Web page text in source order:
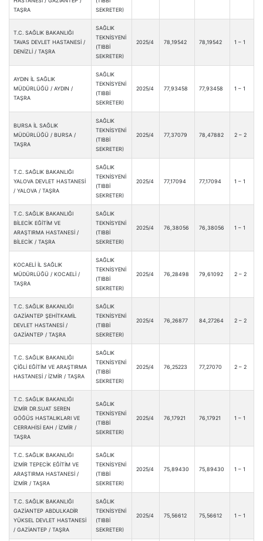
TAŞRA
SEKRETER)
T.C. SAĞLIK BAKANLIĞI
TAVAS DEVLET HASTANESİ /
DENİZLİ / TAŞRA
SAĞLIK
TEKNİSYENİ
(TIBBİ
SEKRETER)
2025/4 78,19542 78,19542 1 – 1
AYDIN İL SAĞLIK
MÜDÜRLÜĞÜ / AYDIN /
TAŞRA
SAĞLIK
TEKNİSYENİ
(TIBBİ
SEKRETER)
2025/4 77,93458 77,93458 1 – 1
BURSA İL SAĞLIK
MÜDÜRLÜĞÜ / BURSA /
TAŞRA
SAĞLIK
TEKNİSYENİ
(TIBBİ
SEKRETER)
2025/4 77,37079 78,47882 2 – 2
T.C. SAĞLIK BAKANLIĞI
YALOVA DEVLET HASTANESİ
/ YALOVA / TAŞRA
SAĞLIK
TEKNİSYENİ
(TIBBİ
SEKRETER)
2025/4 77,17094 77,17094 1 – 1
T.C. SAĞLIK BAKANLIĞI
BİLECİK EĞİTİM VE
ARAŞTIRMA HASTANESİ /
BİLECİK / TAŞRA
SAĞLIK
TEKNİSYENİ
(TIBBİ
SEKRETER)
2025/4 76,38056 76,38056 1 – 1
KOCAELİ İL SAĞLIK
MÜDÜRLÜĞÜ / KOCAELİ /
TAŞRA
SAĞLIK
TEKNİSYENİ
(TIBBİ
SEKRETER)
2025/4 76,28498 79,61092 2 – 2
T.C. SAĞLIK BAKANLIĞI
GAZİANTEP ŞEHİTKAMİL
DEVLET HASTANESİ /
GAZİANTEP / TAŞRA
SAĞLIK
TEKNİSYENİ
(TIBBİ
SEKRETER)
2025/4 76,26877 84,27264 2 – 2
T.C. SAĞLIK BAKANLIĞI
ÇİĞLİ EĞİTİM VE ARAŞTIRMA
HASTANESİ / İZMİR / TAŞRA
SAĞLIK
TEKNİSYENİ
(TIBBİ
SEKRETER)
2025/4 76,25223 77,27070 2 – 2
T.C. SAĞLIK BAKANLIĞI
İZMİR DR.SUAT SEREN
GÖĞÜS HASTALIKLARI VE
CERRAHİSİ EAH / İZMİR /
TAŞRA
SAĞLIK
TEKNİSYENİ
(TIBBİ
SEKRETER)
2025/4 76,17921 76,17921 1 – 1
T.C. SAĞLIK BAKANLIĞI
İZMİR TEPECİK EĞİTİM VE
ARAŞTIRMA HASTANESİ /
İZMİR / TAŞRA
SAĞLIK
TEKNİSYENİ
(TIBBİ
SEKRETER)
2025/4 75,89430 75,89430 1 – 1
T.C. SAĞLIK BAKANLIĞI
GAZİANTEP ABDULKADİR
YÜKSEL DEVLET HASTANESİ
/ GAZİANTEP / TAŞRA
SAĞLIK
TEKNİSYENİ
(TIBBİ
SEKRETER)
2025/4 75,56612 75,56612 1 – 1